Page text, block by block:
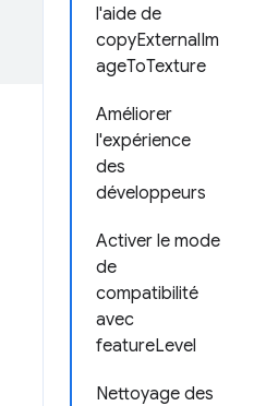
l'aide de
copyExternalIm
ageToTexture
Améliorer
l'expérience
des
développeurs
Activer le mode
de
compatibilité
avec
featureLevel
Nettoyage des